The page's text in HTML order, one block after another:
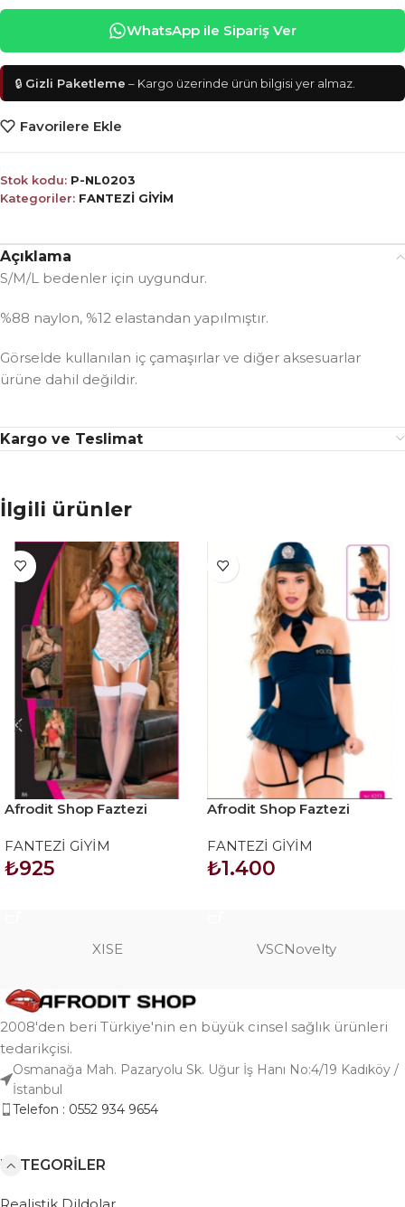
WhatsApp ile Sipariş Ver
🔒 Gizli Paketleme – Kargo üzerinde ürün bilgisi yer almaz.
Favorilere Ekle
Stok kodu: P-NL0203
Kategoriler: FANTEZİ GİYİM
Açıklama
S/M/L bedenler için uygundur.
%88 naylon, %12 elastandan yapılmıştır.
Görselde kullanılan iç çamaşırlar ve diğer aksesuarlar
ürüne dahil değildir.
Kargo ve Teslimat
İlgili ürünler
Afrodit Shop Faztezi
FANTEZİ GİYİM
₺925
Afrodit Shop Faztezi
FANTEZİ GİYİM
₺1.400
XISE VSCNovelty
2008'den beri Türkiye'nin en büyük cinsel sağlık ürünleri
tedarikçisi.
Osmanağa Mah. Pazaryolu Sk. Uğur İş Hanı No:4/19 Kadıköy /
İstanbul
Telefon : 0552 934 9654
KATEGORILER